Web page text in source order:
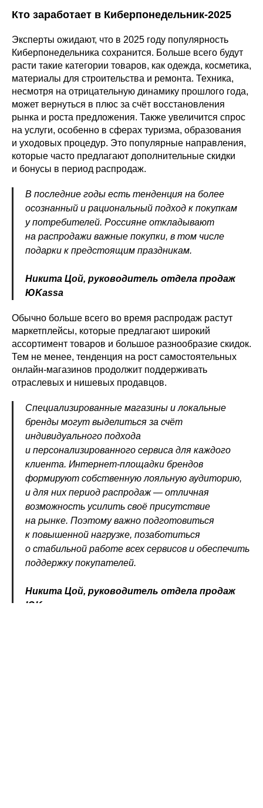
Кто заработает в Киберпонедельник-2025
Эксперты ожидают, что в 2025 году популярность
Киберпонедельника сохранится. Больше всего будут
расти такие категории товаров, как одежда, косметика,
материалы для строительства и ремонта. Техника,
несмотря на отрицательную динамику прошлого года,
может вернуться в плюс за счёт восстановления
рынка и роста предложения. Также увеличится спрос
на услуги, особенно в сферах туризма, образования
и уходовых процедур. Это популярные направления,
которые часто предлагают дополнительные скидки
и бонусы в период распродаж.
В последние годы есть тенденция на более
осознанный и рациональный подход к покупкам
у потребителей. Россияне откладывают
на распродажи важные покупки, в том числе
подарки к предстоящим праздникам.
Никита Цой, руководитель отдела продаж
ЮKassa
Обычно больше всего во время распродаж растут
маркетплейсы, которые предлагают широкий
ассортимент товаров и большое разнообразие скидок.
Тем не менее, тенденция на рост самостоятельных
онлайн-магазинов продолжит поддерживать
отраслевых и нишевых продавцов.
Специализированные магазины и локальные
бренды могут выделиться за счёт
индивидуального подхода
и персонализированного сервиса для каждого
клиента. Интернет-площадки брендов
формируют собственную лояльную аудиторию,
и для них период распродаж — отличная
возможность усилить своё присутствие
на рынке. Поэтому важно подготовиться
к повышенной нагрузке, позаботиться
о стабильной работе всех сервисов и обеспечить
поддержку покупателей.
Никита Цой, руководитель отдела продаж
ЮKassa